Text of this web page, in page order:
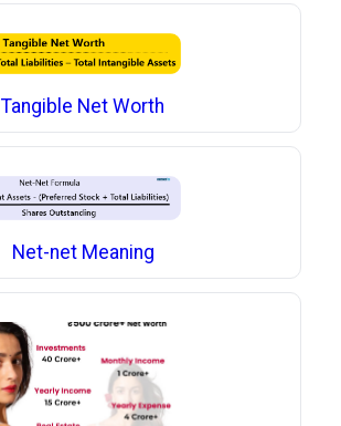
Tangible Net Worth
Net-net Meaning